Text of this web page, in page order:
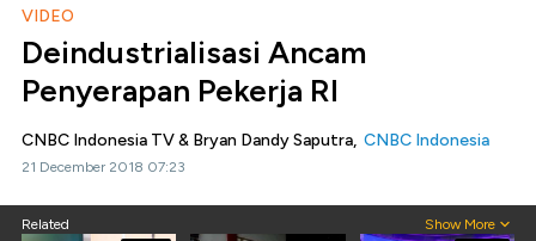
VIDEO
Deindustrialisasi Ancam
Penyerapan Pekerja RI
CNBC Indonesia TV & Bryan Dandy Saputra, CNBC Indonesia
21 December 2018 07:23
Related Show More